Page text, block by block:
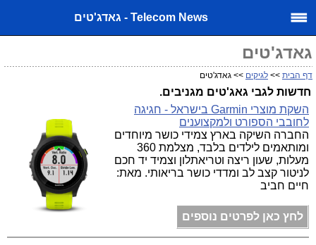
Telecom News - גאדג'טים
גאדג'טים
דף הבית >> לגיקים >> גאדג'טים
חדשות לגבי גאג'טים מגניבים.
השקת מוצרי Garmin בישראל - חגיגה
לחובבי הספורט ולמקצוענים
החברה השיקה בארץ צמידי כושר מיוחדים
ומותאמים לילדים בלבד, מצלמת 360
מעלות, שעון ריצה וטריאתלון וצמיד יד חכם
לניטור קצב לב ומדדי כושר בריאותי. מאת:
חיים חביב
לחץ כאן לפרטים נוספים